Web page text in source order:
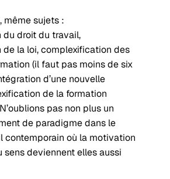
même sujets :
droit du travail,
la loi, complexification des
(il faut pas moins de six
d’une nouvelle
de la formation
pas non plus un
de paradigme dans le
contemporain où la motivation
deviennent elles aussi